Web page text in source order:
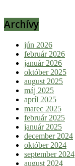
Archívy
jún 2026
február 2026
január 2026
október 2025
august 2025
máj 2025
apríl 2025
marec 2025
február 2025
január 2025
december 2024
október 2024
september 2024
august 2024